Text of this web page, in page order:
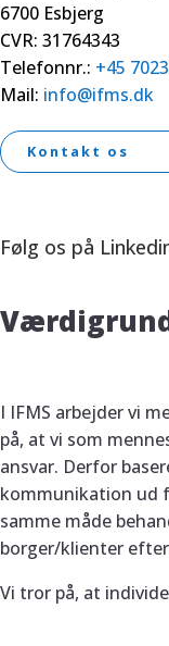
I IFMS arbejder vi
på, at vi som
ansvar. Derfor
kommunikation ud
samme måde
borger/klienter
Vi tror på, at
6700 Esbjerg
CVR: 31764343
Telefonnr.: +45
Mail: info@ifms.dk
Kontakt os
Følg os på